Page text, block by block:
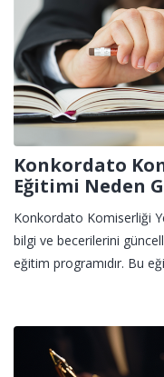
Konkordato
Eğitimi Neden
Konkordato Komiserliği
bilgi ve becerilerini
eğitim programıdır. Bu
mevzuat ve uygulamalar